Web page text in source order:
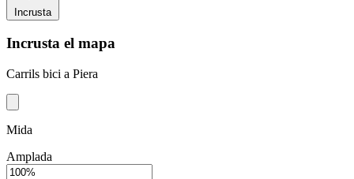
Incrusta
Incrusta el mapa
Carrils bici a Piera
Mida
Amplada